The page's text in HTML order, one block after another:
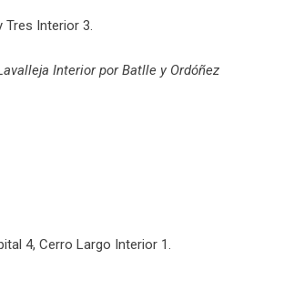
Tres Interior 3.
Interior por Batlle y Ordóñez
4, Cerro Largo Interior 1.